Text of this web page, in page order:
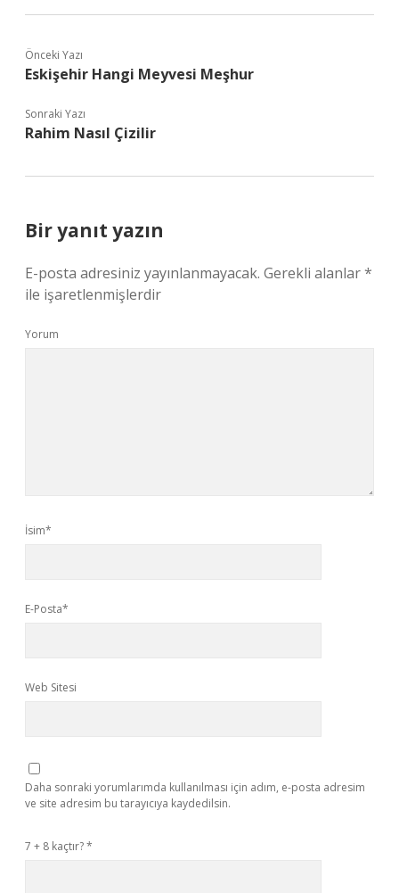
Önceki Yazı
Eskişehir Hangi Meyvesi Meşhur
Sonraki Yazı
Rahim Nasıl Çizilir
Bir yanıt yazın
E-posta adresiniz yayınlanmayacak. Gerekli alanlar*
ile işaretlenmişlerdir
Yorum
İsim*
E-Posta*
Web Sitesi
Daha sonraki yorumlarımda kullanılması için adım, e-posta adresim
ve site adresim bu tarayıcıya kaydedilsin.
7 + 8 kaçtır?*